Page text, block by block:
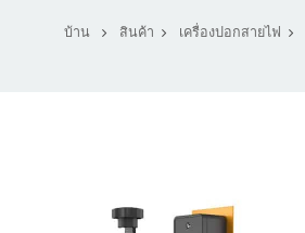
บ้าน สินค้า เครื่องปอกสายไฟ